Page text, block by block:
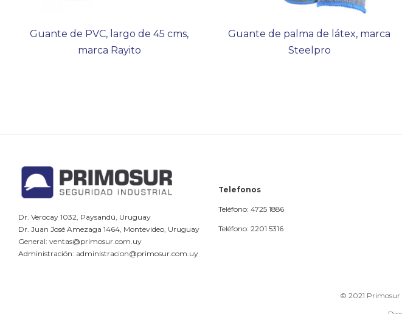
Guante de PVC, largo de 45 cms,
marca Rayito
Guante de palma de látex, marca
Steelpro
Dr. Verocay 1032, Paysandú, Uruguay
Dr. Juan José Amezaga 1464, Montevideo, Uruguay
General: ventas@primosur.com.uy
Administración: administracion@primosur.com.uy
Telefonos
Teléfono: 4725 1886
Teléfono: 2201 5316
© 2021 Primosur